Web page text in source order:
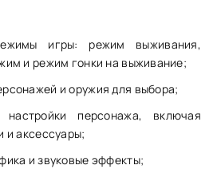
игры: режим выживания,
и режим гонки на выживание;
и оружия для выбора;
настройки персонажа, включая
и аксессуары;
и звуковые эффекты;